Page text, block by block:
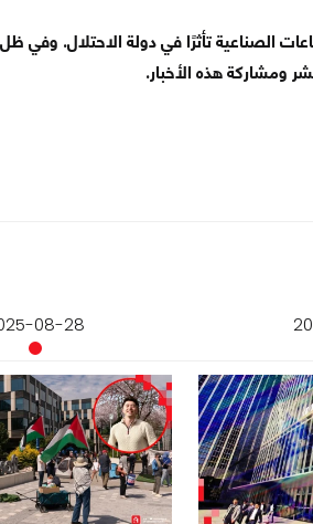
الصناعية تأثرًا في دولة الاحتلال. وفي ظل
ومشاركة هذه الأخبار.
08-28